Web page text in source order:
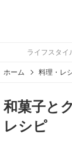
ライフスタイ
ホーム 料理・レ
和菓子と
レシピ